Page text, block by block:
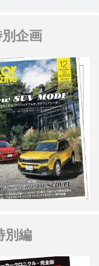
企画
別編